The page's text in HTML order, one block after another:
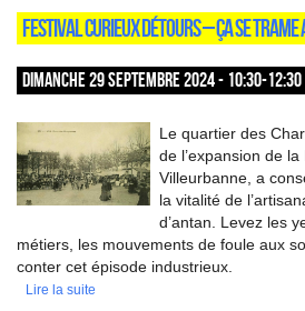
FESTIVAL CURIEUX DÉTOURS – ÇA SE TRAME
DIMANCHE 29 SEPTEMBRE 2024 - 10:30-12:30
Le quartier des
de l’expansion de
Villeurbanne, a
la vitalité de
d’antan. Levez les
métiers, les mouvements de foule aux
conter cet épisode industrieux.
Lire la suite